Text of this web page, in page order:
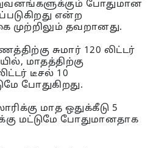
போதுமான
என்ற
முற்றிலும் தவறானது.
சுமார் 120 லிட்டர்
மாதத்திற்கு
டீசல் 10
போதுகிறது.
மாத ஒதுக்கீடு 5
மட்டுமே போதுமானதாக